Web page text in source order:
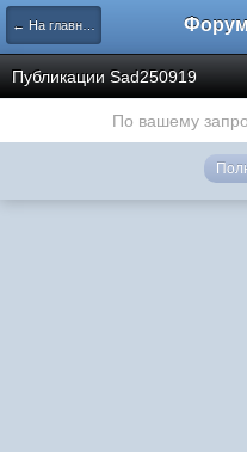
← На главную
Публикации Sad250919
По вашему